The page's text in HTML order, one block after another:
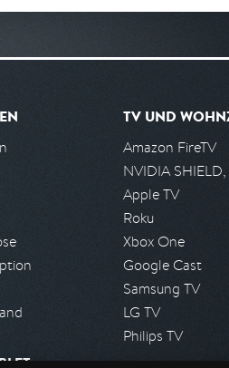
TV UND
Amazon FireTV
NVIDIA
Apple TV
Roku
Xbox One
Google Cast
Samsung TV
LG TV
Philips TV